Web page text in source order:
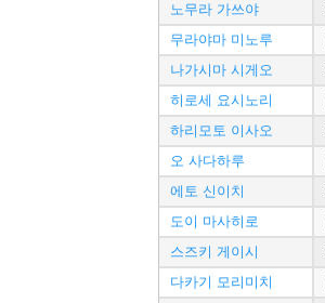
노무라 가쓰야
무라야마 미노루
나가시마 시게오
히로세 요시노리
하리모토 이사오
오 사다하루
에토 신이치
도이 마사히로
스즈키 게이시
다카기 모리미치